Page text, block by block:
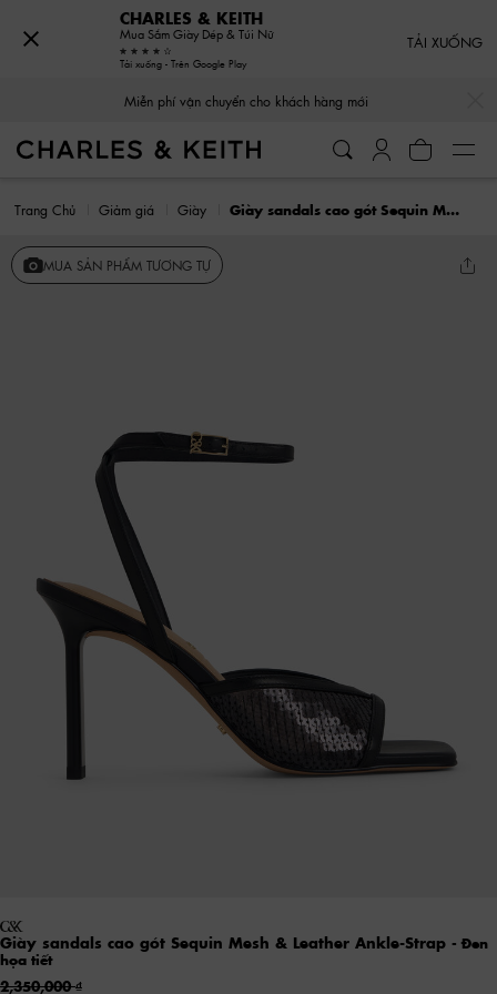
Miễn phí vận chuyển cho khách hàng mới
Trang Chủ Giảm giá Giày Giày sandals cao gót Sequin Mesh & Leather Ankle-Strap
MUA SẢN PHẨM TƯƠNG TỰ
Giày sandals cao gót Sequin Mesh & Leather Ankle-Strap - Đen
họa tiết
2,350,000
CHARLES & KEITH
Mua Sắm Giày Dép & Túi Nữ
Tải xuống - Trên Google Play
TẢI XUỐNG